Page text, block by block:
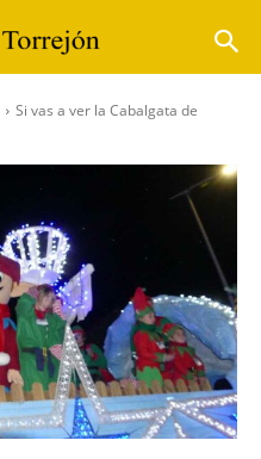
Si vas a ver la Cabalgata de